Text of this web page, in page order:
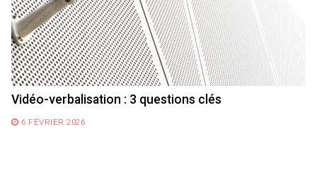
Vidéo-verbalisation : 3 questions clés
6 FÉVRIER 2026